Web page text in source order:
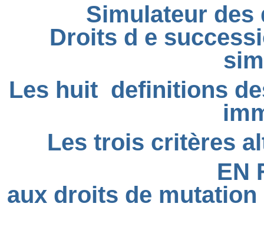
Simulateur
Droits d e
Les huit definitions
Les trois critères
EN
aux droits de